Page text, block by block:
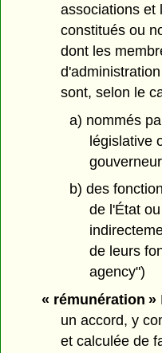
associations et
constitués ou
dont les
sont, selon le
a) nommés
législative
b) des
de l'État
de leurs
agency")
« rémunération »
un accord, y
et calculée de